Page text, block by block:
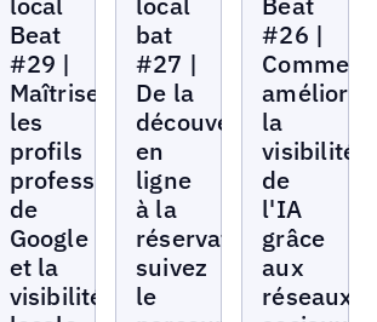
Beat
#29 |
Maîtriser
les
profils
professionnels
de
Google
et la
visibilité
bat
#27 |
De la
découverte
en
ligne
à la
réservation :
suivez
le
#26 |
Comment
améliorer
la
visibilité
de
l'IA
grâce
aux
réseaux